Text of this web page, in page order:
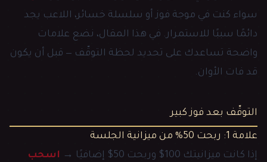
سواء كنت في موجة فوز أو سلسلة خسائر، اللاعب يجد
دائمًا سببًا للاستمرار. في هذا المقال، نضع علامات
واضحة تساعدك على تحديد لحظة التوقّف — قبل أن يكون
قد فات الأوان.
التوقّف بعد فوز كبير
علامة 1: ربحت 50% من ميزانية الجلسة
إذا كانت ميزانيتك 100$ وربحت 50$ إضافيًا →
اسحب